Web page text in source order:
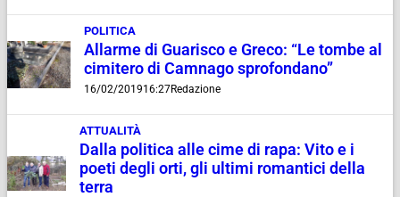
POLITICA
Allarme di Guarisco e Greco: “Le tombe al
cimitero di Camnago sprofondano”
16/02/201916:27Redazione
ATTUALITÀ
Dalla politica alle cime di rapa: Vito e i
poeti degli orti, gli ultimi romantici della
terra